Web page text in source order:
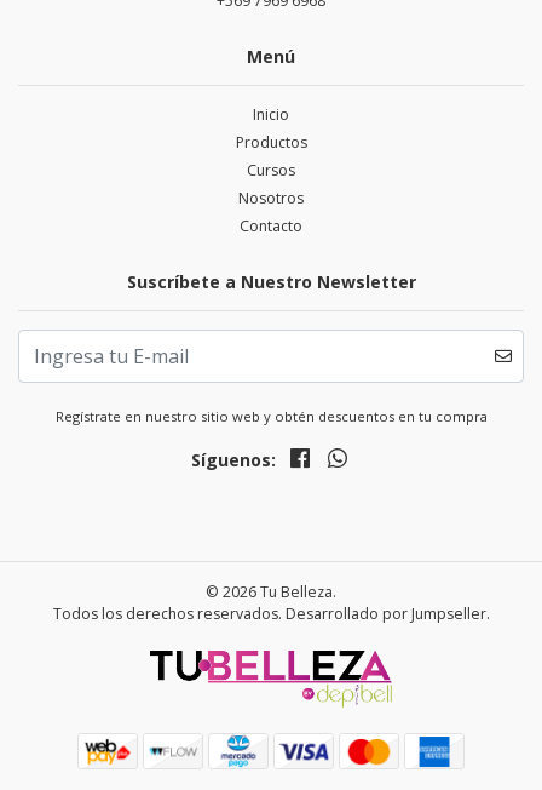
Menú
Inicio
Productos
Cursos
Nosotros
Contacto
Suscríbete a Nuestro Newsletter
Regístrate en nuestro sitio web y obtén descuentos en tu compra
Síguenos:
© 2026 Tu Belleza.
Todos los derechos reservados. Desarrollado por Jumpseller.